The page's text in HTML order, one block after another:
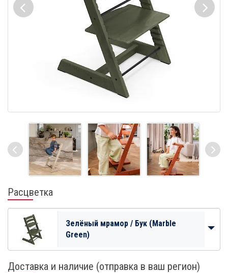
Расцветка
Зелёный мрамор / Бук (Marble
Green)
Доставка и наличие (отправка в ваш регион)